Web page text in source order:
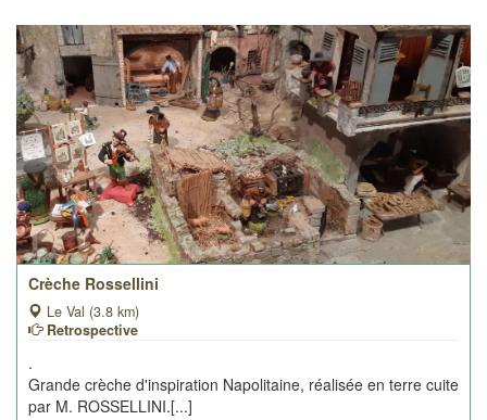
Crèche Rossellini
Le Val (3.8 km)
Retrospective
.
Grande crèche d'inspiration Napolitaine, réalisée en terre cuite
par M. ROSSELLINI.[...]